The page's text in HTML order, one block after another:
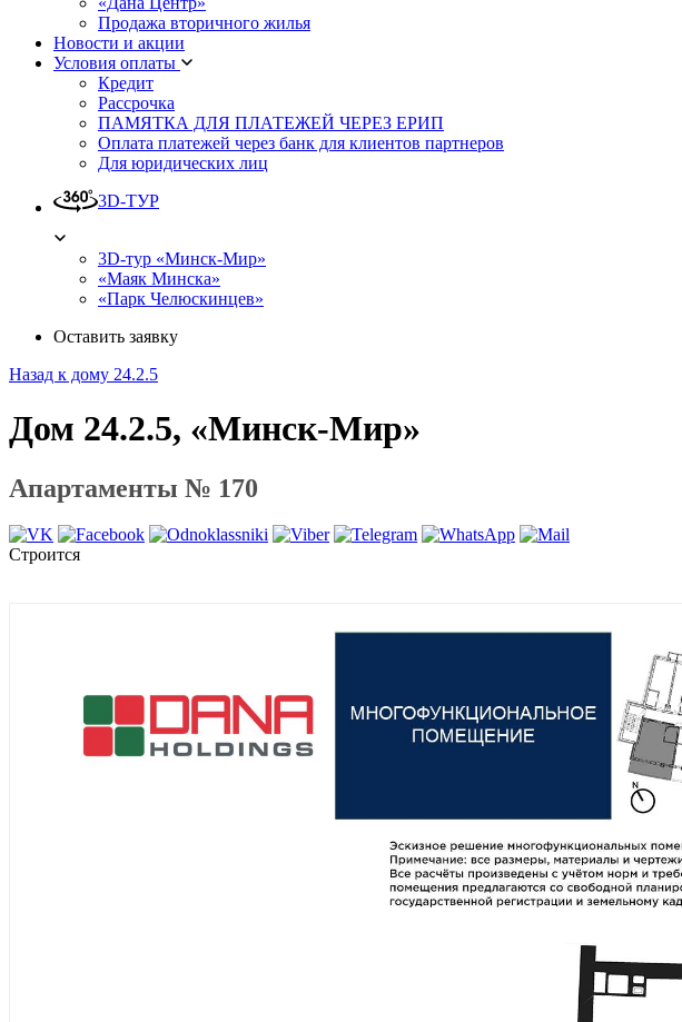
Продажа вторичного жилья
Новости и акции
Условия оплаты
Кредит
Рассрочка
ПАМЯТКА ДЛЯ ПЛАТЕЖЕЙ ЧЕРЕЗ ЕРИП
Оплата платежей через банк для клиентов партнеров
Для юридических лиц
3D-ТУР
3D-тур «Минск-Мир»
«Маяк Минска»
«Парк Челюскинцев»
Оставить заявку
Назад к дому 24.2.5
Дом 24.2.5, «Минск-Мир»
Апартаменты № 170
Строится